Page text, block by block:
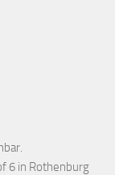
6 in Rothenburg